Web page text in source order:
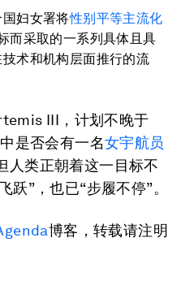
妇女署将性别平等主流化
而采取的一系列具体且具
术和机构层面推行的流
III，计划不晚于
是否会有一名女宇航员
人类正朝着这一目标不
”，也已“步履不停”。
博客，转载请注明